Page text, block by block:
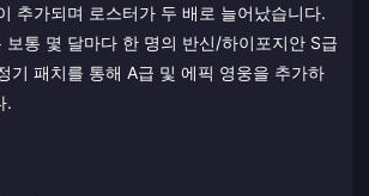
추가되며 로스터가 두 배로 늘어났습니다.
보통 몇 달마다 한 명의 반신/하이포지안 S급
기 패치를 통해 A급 및 에픽 영웅을 추가하
.